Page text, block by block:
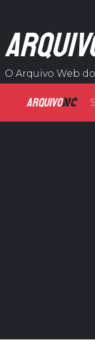
O Arquivo Web do
ARQUIVONC